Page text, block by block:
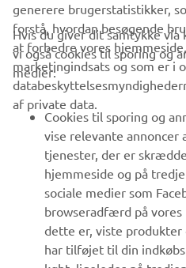
generere brugerstatistikker,
forstå, hvordan besøgende
at forbedre vores
marketingindsats og som er i
af private data.
Hvis du giver dit samtykke
vi også cookies til sporing og
medier:
Cookies til sporing og
vise relevante annoncer
tjenester, der er
hjemmeside og på
sociale medier som
browseradfærd på vores
dette er, viste produkter
har tilføjet til din